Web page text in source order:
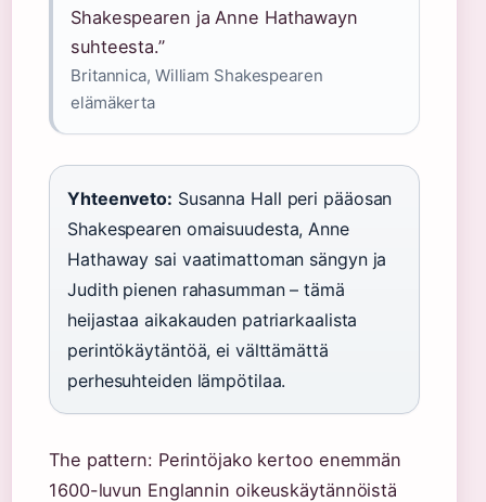
Shakespearen ja Anne Hathawayn
suhteesta.”
Britannica, William Shakespearen
elämäkerta
Yhteenveto: Susanna Hall peri pääosan
Shakespearen omaisuudesta, Anne
Hathaway sai vaatimattoman sängyn ja
Judith pienen rahasumman – tämä
heijastaa aikakauden patriarkaalista
perintökäytäntöä, ei välttämättä
perhesuhteiden lämpötilaa.
The pattern: Perintöjako kertoo enemmän
1600-luvun Englannin oikeuskäytännöistä